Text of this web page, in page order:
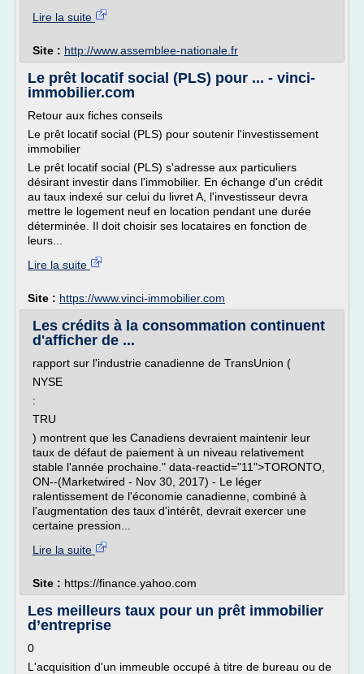
Lire la suite
Site : http://www.assemblee-nationale.fr
Le prêt locatif social (PLS) pour ... - vinci-
immobilier.com
Retour aux fiches conseils
Le prêt locatif social (PLS) pour soutenir l'investissement
immobilier
Le prêt locatif social (PLS) s'adresse aux particuliers
désirant investir dans l'immobilier. En échange d'un crédit
au taux indexé sur celui du livret A, l'investisseur devra
mettre le logement neuf en location pendant une durée
déterminée. Il doit choisir ses locataires en fonction de
leurs...
Lire la suite
Site : https://www.vinci-immobilier.com
Les crédits à la consommation continuent
d'afficher de ...
rapport sur l'industrie canadienne de TransUnion (
NYSE
:
TRU
) montrent que les Canadiens devraient maintenir leur
taux de défaut de paiement à un niveau relativement
stable l'année prochaine." data-reactid="11">TORONTO,
ON--(Marketwired - Nov 30, 2017) - Le léger
ralentissement de l'économie canadienne, combiné à
l'augmentation des taux d'intérêt, devrait exercer une
certaine pression...
Lire la suite
Site : https://finance.yahoo.com
Les meilleurs taux pour un prêt immobilier
d’entreprise
0
L'acquisition d'un immeuble occupé à titre de bureau ou de